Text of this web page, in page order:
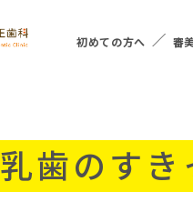
初めての方へ 審
乳歯のすき